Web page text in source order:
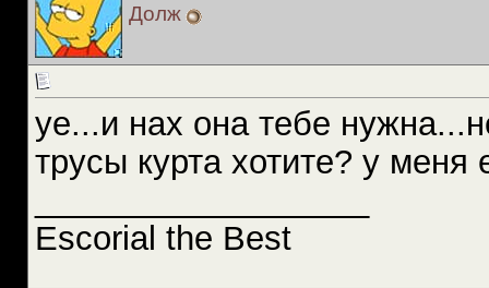
Долж
ye...и нах она тебе
трусы курта хотите? у меня
Escorial the Best